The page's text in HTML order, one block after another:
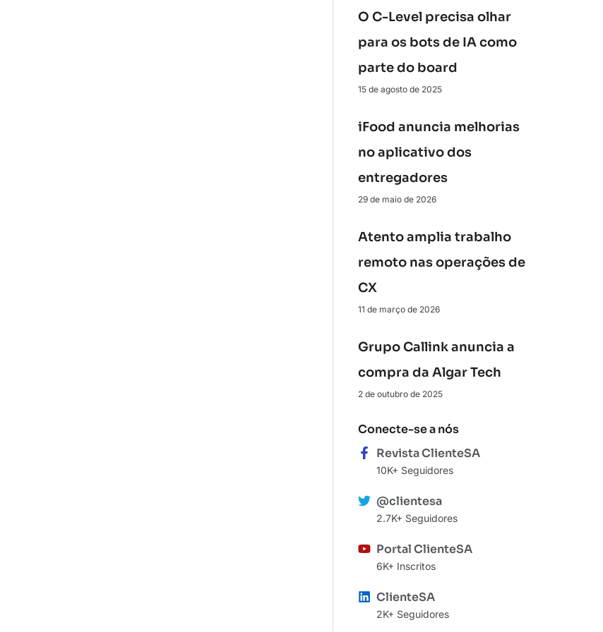
O C-Level precisa olhar
para os bots de IA como
parte do board
15 de agosto de 2025
iFood anuncia melhorias
no aplicativo dos
entregadores
29 de maio de 2026
Atento amplia trabalho
remoto nas operações de
CX
11 de março de 2026
Grupo Callink anuncia a
compra da Algar Tech
2 de outubro de 2025
Conecte-se a nós
Revista ClienteSA
10K+ Seguidores
@clientesa
2.7K+ Seguidores
Portal ClienteSA
6K+ Inscritos
ClienteSA
2K+ Seguidores